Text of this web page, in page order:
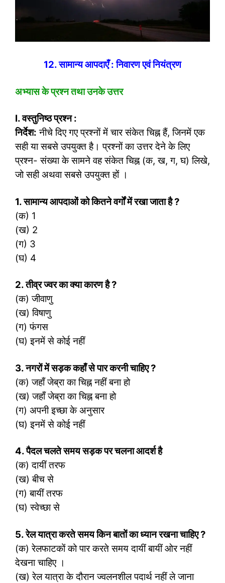
12. सामान्य आपदाएँ : निवारण एवं नियंत्रण
अभ्यास के प्रश्न तथा उनके उत्तर
I. वस्तुनिष्ठ प्रश्न :
निर्देश: नीचे दिए गए प्रश्नों में चार संकेत चिह्न हैं, जिनमें एक
सही या सबसे उपयुक्त है। प्रश्नों का उत्तर देने के लिए
प्रश्न- संख्या के सामने वह संकेत चिह्न (क, ख, ग, घ) लिखे,
जो सही अथवा सबसे उपयुक्त हों ।
1. सामान्य आपदाओं को कितने वर्गों में रखा जाता है?
(क) 1
(ख) 2
(ग) 3
(घ) 4
2. तीव्र ज्वर का क्या कारण है?
(क) जीवाणु
(ख) विषाणु
(ग) फंगस
(घ) इनमें से कोई नहीं
3. नगरों में सड़क कहाँ से पार करनी चाहिए?
(क) जहाँ जेब्रा का चिह्न नहीं बना हो
(ख) जहाँ जेब्रा का चिह्न बना हो
(ग) अपनी इच्छा के अनुसार
(घ) इनमें से कोई नहीं
4. पैदल चलते समय सड़क पर चलना आदर्श है
(क) दायीं तरफ
(ख) बीच से
(ग) बायीं तरफ
(घ) स्वेच्छा से
5. रेल यात्रा करते समय किन बातों का ध्यान रखना चाहिए?
(क) रेलफाटकों को पार करते समय दायीं बायीं ओर नहीं
देखना चाहिए ।
(ख) रेल यात्रा के दौरान ज्वलनशील पदार्थ नहीं ले जाना